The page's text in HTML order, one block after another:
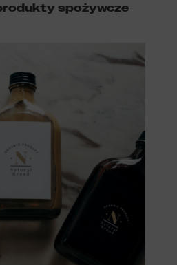
spożywcze